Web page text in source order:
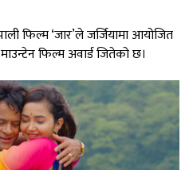
फिल्म ‘जार’ले जर्जियामा आयोजित
माउन्टेन फिल्म अवार्ड जितेको छ।